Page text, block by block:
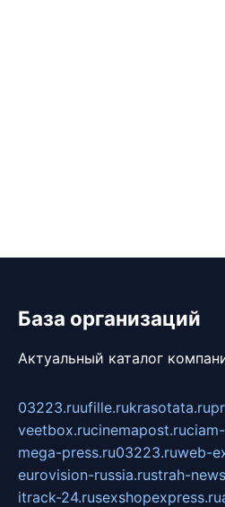
База организаций
Актуальный каталог
03223.ruufille.rukrasotata.ru
veetbox.rucinemapost.ru
mega-press.ru03223.ruweb-
eurovision-russia.rustrah-
itrack-24.rusexshopexpress.ru